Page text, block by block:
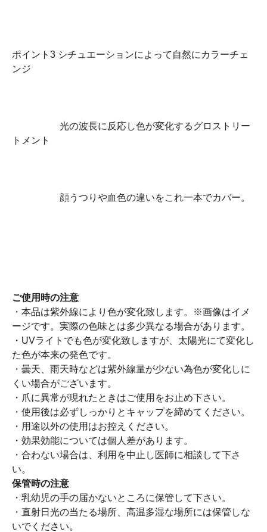
ポイント3 シチュエーションによって自然にカラーチェ
ンジ
光の波長に反応し色が変化するグロストリー
トメント
顔うつりや血色の違いをこれ一本でカバー。
ご使用時の注意
・本品は紫外線により色が変化致します。※画像はイメ
ージです。実際の色味とは多少異なる場合があります。
・UVライトでも色が変化致しますが、太陽光にて変化し
た色が本来の発色です。
・曇天、雨天時などは紫外線量が少ない為色が変化しに
くい場合がございます。
・爪に異常が現れたときはご使用をお止め下さい。
・使用後は必ずしっかりとキャップを締めてください。
・用途以外の使用はお控えください。
・効果効能については個人差があります。
・合わない場合は、利用を中止し医師に相談して下さ
い。
保管時の注意
・乳幼児の手の届かないところに保管して下さい。
・直射日光の当たる場所、高温多湿な場所には保管しな
いでください。